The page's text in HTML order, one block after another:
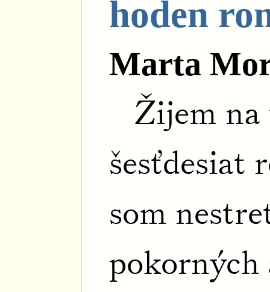
hoden
Marta
Žijem na
šesťdesiat
som
pokorných